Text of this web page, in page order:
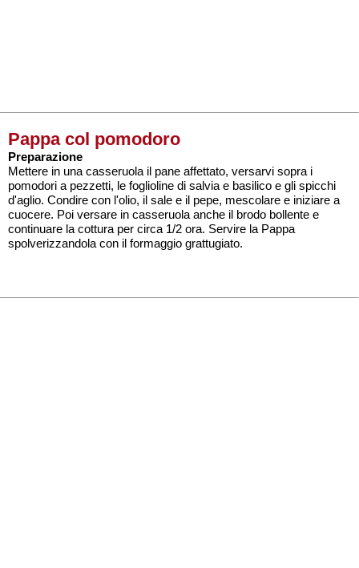
Pappa col pomodoro
Preparazione
Mettere in una casseruola il pane affettato, versarvi sopra i
pomodori a pezzetti, le foglioline di salvia e basilico e gli spicchi
d'aglio. Condire con l'olio, il sale e il pepe, mescolare e iniziare a
cuocere. Poi versare in casseruola anche il brodo bollente e
continuare la cottura per circa 1/2 ora. Servire la Pappa
spolverizzandola con il formaggio grattugiato.